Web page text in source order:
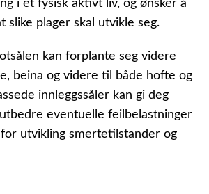
i et fysisk aktivt liv, og ønsker å
slike plager skal utvikle seg.
kan forplante seg videre
beina og videre til både hofte og
innleggssåler kan gi deg
eventuelle feilbelastninger
utvikling smertetilstander og